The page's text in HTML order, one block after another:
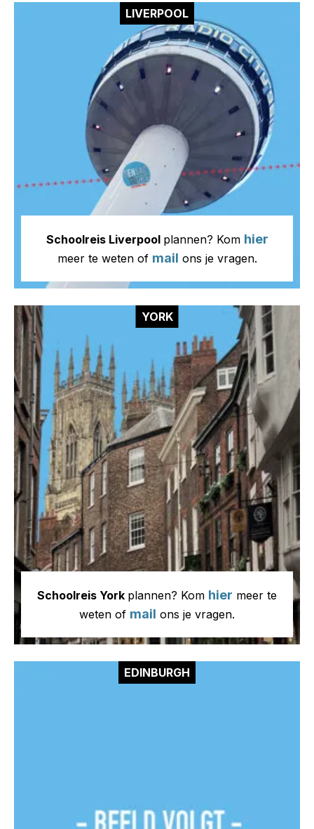
LIVERPOOL
Schoolreis Liverpool plannen? Kom hier
meer te weten of mail ons je vragen.
YORK
Schoolreis York plannen? Kom hier meer te
weten of mail ons je vragen.
EDINBURGH